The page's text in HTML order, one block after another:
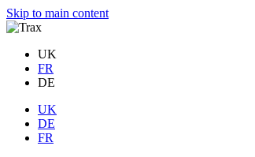
Skip to main content
UK
FR
DE
UK
DE
FR